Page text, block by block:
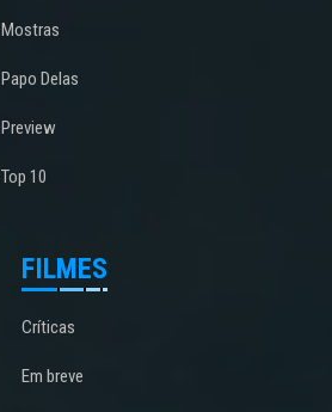
Mostras
Papo Delas
Preview
Top 10
FILMES
Críticas
Em breve